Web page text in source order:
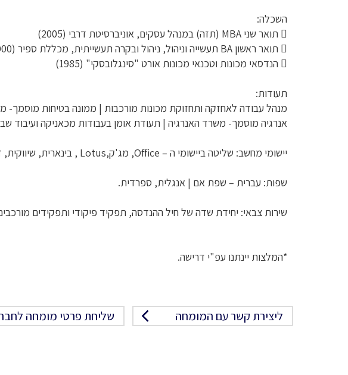
השכלה:
 תואר שני MBA (תזה) במנהל עסקים, אוניברסיטת דרבי (2005)
 תואר ראשון BA תעשייה וניהול, ניהול ובקרה תעשייתית, מכללת ספיר (2000)
 הנדסאי מכונות וטכנאי מכונות אורט "סינגלובסקי" (1985)
תעודות:
מנהל עבודה לאחזקה ותחזוקת מכונות מורכבות | ממונה בטיחות
אנרגיה מוסמך- משרד האנרגיה | תעודת אומן בעבודות מכאניקה ועיבוד
יישומי מחשב: שליטה ביישומי ה – Office, מג'ק,Lotus , בינארית, שיווקית, דוא"ל ואינטרנט.
שפות: עברית – שפת אם | אנגלית, ספרדית.
שירות צבאי: יחידת שדה של חיל ההנדסה, תפקיד פיקודי ותפקידים מורכבים (1973-
*המלצות יינתנו עפ"י דרישה.
ליצירת קשר עם המומחה שליחת פרטי מומחה